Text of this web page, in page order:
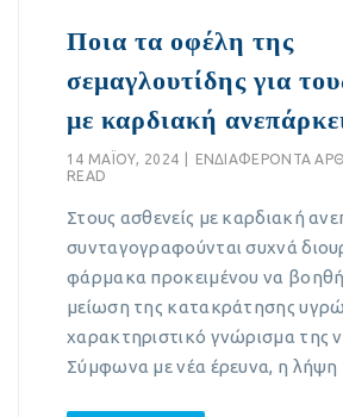
Ποια τα οφέλη της
σεμαγλουτίδης για
με καρδιακή
14 ΜΑΪ́ΟΥ, 2024 EΝΔΙΑΦΈΡΟΝΤΑ
READ
Στους ασθενείς με καρδιακή
συνταγογραφούνται συχνά
φάρμακα προκειμένου να
μείωση της κατακράτησης
χαρακτηριστικό γνώρισμα της
Σύμφωνα με νέα έρευνα, η